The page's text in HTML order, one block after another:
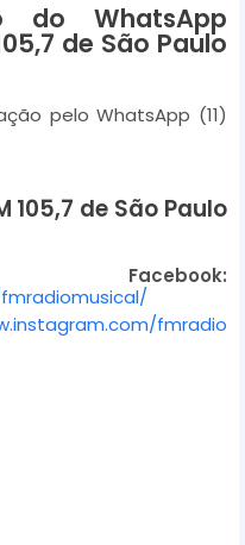
WhatsApp
de São Paulo
pelo WhatsApp (11)
105,7 de São Paulo
Facebook:
fmradio